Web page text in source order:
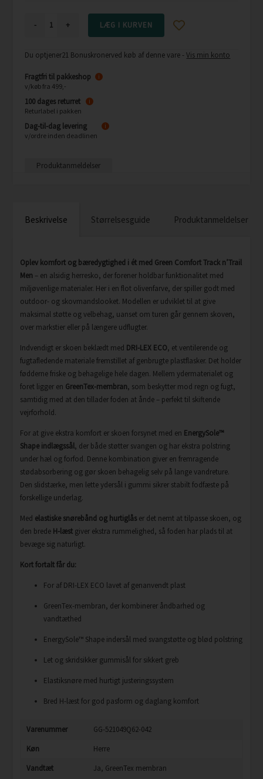
- +
Du optjener21 Bonuskronerved køb af denne vare -Vis min konto
Fragtfri til pakkeshop
v/køb fra 499,-
i
100 dages returret
Returlabel i pakken
i
Dag-til-dag levering
v/ordre inden deadlinen
i
Produktanmeldelser
Beskrivelse Størrelsesguide Produktanmeldelser
Oplev komfort og bæredygtighed i ét med Green Comfort Track n’Trail
Men – en alsidig herresko, der forener holdbar funktionalitet med
miljøvenlige materialer. Her i en flot olivenfarve, der spiller godt med
outdoor- og skovmandslooket. Modellen er udviklet til at give
maksimal støtte og velbehag, uanset om turen går gennem skoven,
over markstier eller på længere udflugter.
Indvendigt er skoen beklædt med DRI-LEX ECO, et ventilerende og
fugtafledende materiale fremstillet af genbrugte plastflasker. Det holder
fødderne friske og behagelige hele dagen. Mellem ydermaterialet og
foret ligger en GreenTex-membran, som beskytter mod regn og fugt,
samtidig med at den tillader foden at ånde – perfekt til skiftende
vejrforhold.
For at give ekstra komfort er skoen forsynet med en EnergySole™
Shape indlægssål, der både støtter svangen og har ekstra polstring
under hæl og forfod. Denne kombination giver en fremragende
stødabsorbering og gør skoen behagelig selv på lange vandreture.
Den slidstærke, men lette ydersål i gummi sikrer stabilt fodfæste på
forskellige underlag.
Med elastiske snørebånd og hurtiglås er det nemt at tilpasse skoen, og
den brede H-læst giver ekstra rummelighed, så foden har plads til at
bevæge sig naturligt.
Kort fortalt får du:
For af DRI-LEX ECO lavet af genanvendt plast
GreenTex-membran, der kombinerer åndbarhed og
vandtæthed
EnergySole™ Shape indersål med svangstøtte og blød polstring
Let og skridsikker gummisål for sikkert greb
Elastiksnøre med hurtigt justeringssystem
Bred H-læst for god pasform og daglang komfort
Varenummer
GG-521049Q62-042
Køn
Herre
Vandtæt
Ja, GreenTex membran